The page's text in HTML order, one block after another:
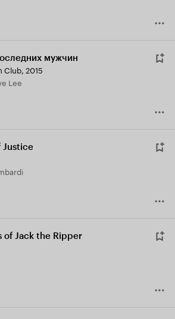
мужчин
Club, 2015
Lee
Justice
of Jack the Ripper